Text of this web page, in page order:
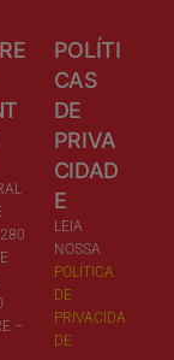
–
POLÍTI
CAS
DE
PRIVA
CIDAD
E
LEIA
NOSSA
POLÍTICA
DE
PRIVACIDA
DE